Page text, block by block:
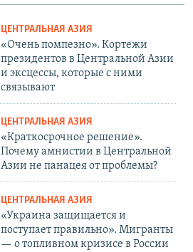
ЦЕНТРАЛЬНАЯ АЗИЯ
«Очень помпезно». Кортежи
президентов в Центральной Азии
и эксцессы, которые с ними
связывают
ЦЕНТРАЛЬНАЯ АЗИЯ
«Краткосрочное решение».
Почему амнистии в Центральной
Азии не панацея от проблемы?
ЦЕНТРАЛЬНАЯ АЗИЯ
«Украина защищается и
поступает правильно». Мигранты
— о топливном кризисе в России